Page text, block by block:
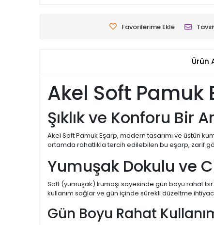
Favorilerime Ekle
Ürün
Akel Soft Pamuk
Şıklık ve Konforu Bir
Akel Soft Pamuk Eşarp, modern tasarımı ve üstün
ortamda rahatlıkla tercih edilebilen bu eşarp, zarif
Yumuşak Dokulu ve
Soft (yumuşak) kumaşı sayesinde gün boyu rahat
kullanım sağlar ve gün içinde sürekli düzeltme
Gün Boyu Rahat